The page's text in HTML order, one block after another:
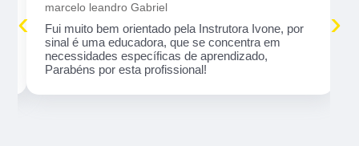
marcelo leandro Gabriel
Fui muito bem orientado pela Instrutora Ivone, por
sinal é uma educadora, que se concentra em
necessidades específicas de aprendizado,
Parabéns por esta profissional!
‹ ›